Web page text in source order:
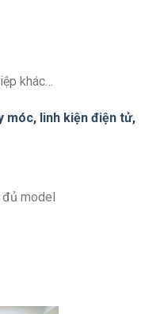
khác…
móc, linh kiện điện tử,
đủ model